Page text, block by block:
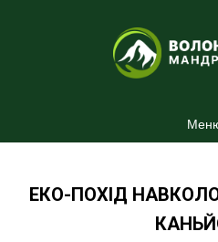
ЕКО-ПОХІД